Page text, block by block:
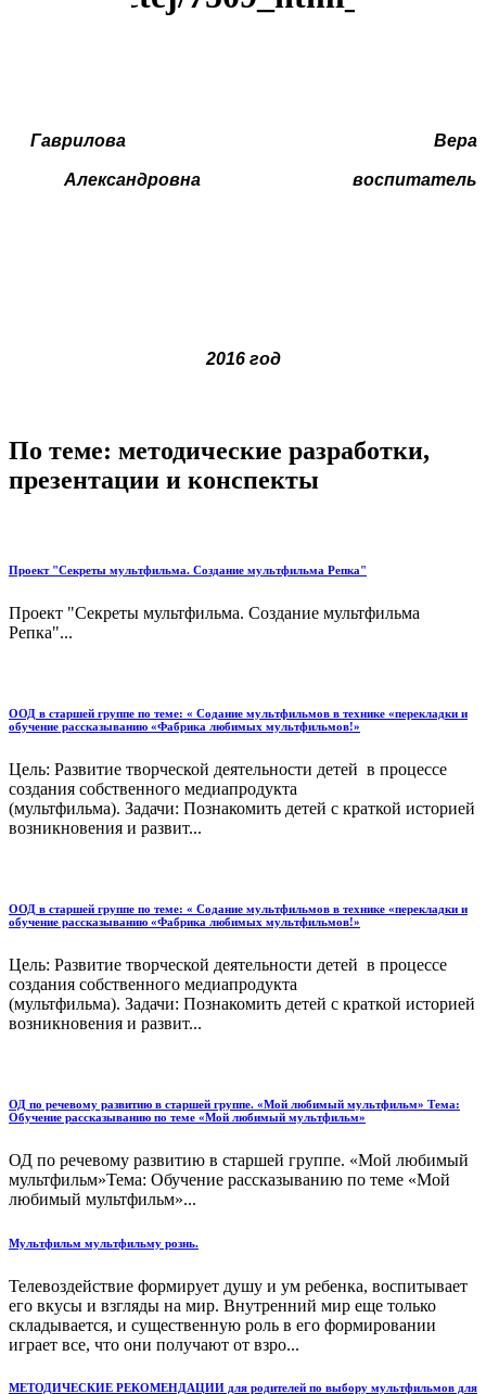
Гаврилова Вера
Александровна воспитатель
2016 год
По теме: методические разработки,
презентации и конспекты
Проект "Секреты мультфильма. Создание мультфильма Репка"
Проект "Секреты мультфильма. Создание мультфильма
Репка"...
ООД в старшей группе по теме: « Содание мультфильмов в технике «перекладки и
обучение рассказыванию «Фабрика любимых мультфильмов!»
Цель: Развитие творческой деятельности детей в процессе
создания собственного медиапродукта
(мультфильма). Задачи: Познакомить детей с краткой историей
возникновения и развит...
ООД в старшей группе по теме: « Содание мультфильмов в технике «перекладки и
обучение рассказыванию «Фабрика любимых мультфильмов!»
Цель: Развитие творческой деятельности детей в процессе
создания собственного медиапродукта
(мультфильма). Задачи: Познакомить детей с краткой историей
возникновения и развит...
ОД по речевому развитию в старшей группе. «Мой любимый мультфильм» Тема:
Обучение рассказыванию по теме «Мой любимый мультфильм»
ОД по речевому развитию в старшей группе. «Мой любимый
мультфильм»Тема: Обучение рассказыванию по теме «Мой
любимый мультфильм»...
Мультфильм мультфильму рознь.
Телевоздействие формирует душу и ум ребенка, воспитывает
его вкусы и взгляды на мир. Внутренний мир еще только
складывается, и существенную роль в его формировании
играет все, что они получают от взро...
МЕТОДИЧЕСКИЕ РЕКОМЕНДАЦИИ для родителей по выбору мультфильмов для